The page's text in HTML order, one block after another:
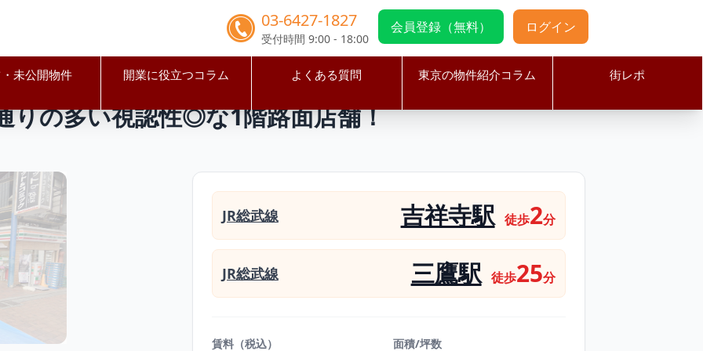
03-6427-1827
受付時間 9:00 - 18:00
会員登録（無料） ログイン
未公開物件 開業に役立つコラム よくある質問 東京の物件紹介コラム 街レポ
市 吉祥寺駅 吉祥寺駅徒歩2分 人通りの多い視認性◎な1階路面店舗！
の多い視認性◎な1階路面店舗！
JR総武線 吉祥寺駅 徒歩2分
JR総武線 三鷹駅 徒歩25分
賃料（税込） 面積/坪数